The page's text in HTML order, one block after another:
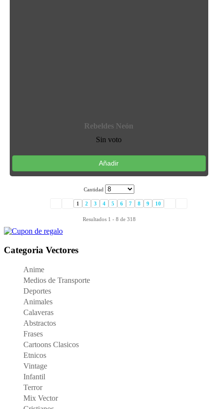
Rebeldes Neón
Sin voto
Añadir
Cantidad
1 2 3 4 5 6 7 8 9 10
Resultados 1 - 8 de 318
Categoria Vectores
Anime
Medios de Transporte
Deportes
Animales
Calaveras
Abstractos
Frases
Cartoons Clasicos
Etnicos
Vintage
Infantil
Terror
Mix Vector